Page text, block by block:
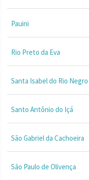
Pauini
Rio Preto da Eva
Santa Isabel do Rio Negro
Santo Antônio do Içá
São Gabriel da Cachoeira
São Paulo de Olivença